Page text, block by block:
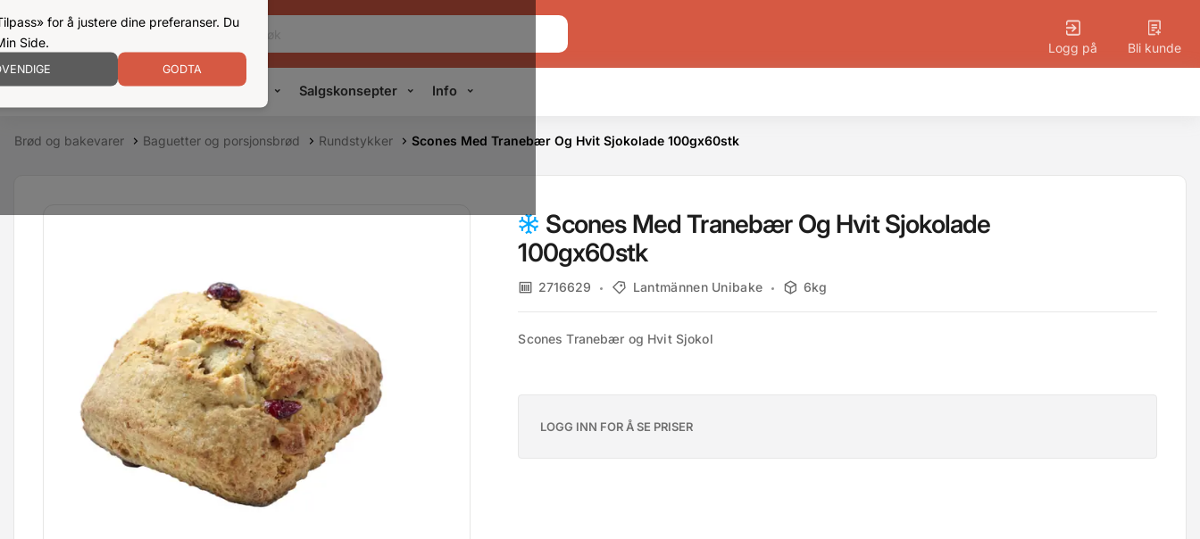
for å justere dine preferanser. Du
Side.
GODTA
Logg på Bli kunde
Kampanjer Produkter Konsepter Salgskonsepter Info
Brød og bakevarer Baguetter og porsjonsbrød Rundstykker Scones Med Tranebær Og Hvit Sjokolade 100gx60stk
Scones Med Tranebær Og Hvit Sjokolade
100gx60stk
2716629 Lantmännen Unibake 6kg
Scones Tranebær og Hvit Sjokol
LOGG INN FOR Å SE PRISER